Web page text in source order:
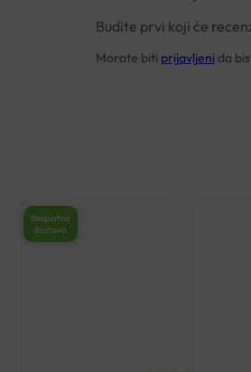
Budite prvi koji će
Morate biti prijavljeni da
Besplatna
dostava